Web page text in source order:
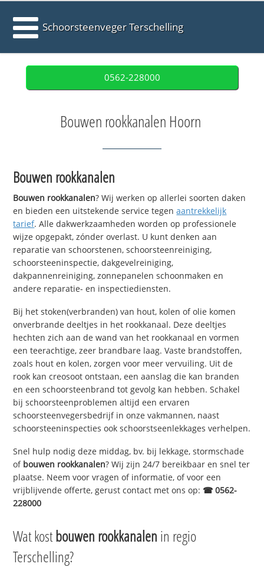
Schoorsteenveger Terschelling
0562-228000
Bouwen rookkanalen Hoorn
Bouwen rookkanalen
Bouwen rookkanalen? Wij werken op allerlei soorten daken
en bieden een uitstekende service tegenaantrekkelijk
tarief. Alle dakwerkzaamheden worden op professionele
wijze opgepakt, zónder overlast. U kunt denken aan
reparatie van schoorstenen, schoorsteenreiniging,
schoorsteeninspectie, dakgevelreiniging,
dakpannenreiniging, zonnepanelen schoonmaken en
andere reparatie- en inspectiediensten.
Bij het stoken(verbranden) van hout, kolen of olie komen
onverbrande deeltjes in het rookkanaal. Deze deeltjes
hechten zich aan de wand van het rookkanaal en vormen
een teerachtige, zeer brandbare laag. Vaste brandstoffen,
zoals hout en kolen, zorgen voor meer vervuiling. Uit de
rook kan creosoot ontstaan, een aanslag die kan branden
en een schoorsteenbrand tot gevolg kan hebben. Schakel
bij schoorsteenproblemen altijd een ervaren
schoorsteenvegersbedrijf in onze vakmannen, naast
schoorsteeninspecties ook schoorstseenlekkages verhelpen.
Snel hulp nodig deze middag, bv. bij lekkage, stormschade
of bouwen rookkanalen? Wij zijn 24/7 bereikbaar en snel ter
plaatse. Neem voor vragen of informatie, of voor een
vrijblijvende offerte, gerust contact met ons op: ☎ 0562-
228000
Wat kostbouwen rookkanalen in regio
Terschelling?